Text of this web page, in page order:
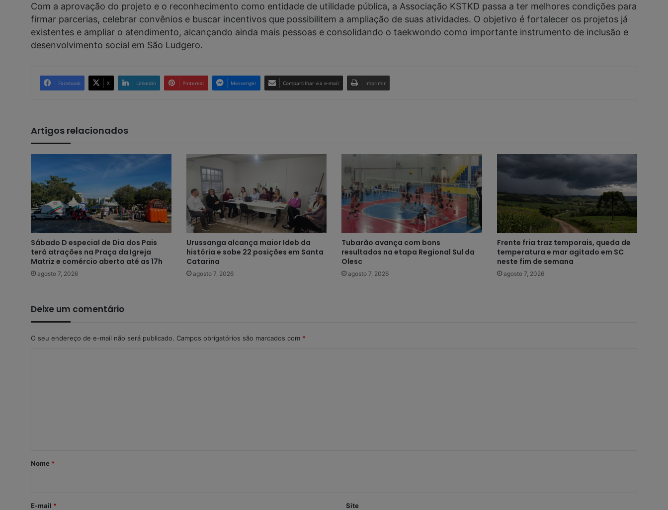
Com a aprovação do projeto e o reconhecimento como entidade de utilidade pública, a Associação KSTKD passa a ter melhores condições para
firmar parcerias, celebrar convênios e buscar incentivos que possibilitem a ampliação de suas atividades. O objetivo é fortalecer os projetos já
existentes e ampliar o atendimento, alcançando ainda mais pessoas e consolidando o taekwondo como importante instrumento de inclusão e
desenvolvimento social em São Ludgero.
Facebook X Linkedin Pinterest Messenger Compartilhar via e-mail Imprimir
Artigos relacionados
Sábado D especial de Dia dos Pais
terá atrações na Praça da Igreja
Matriz e comércio aberto até as 17h
agosto 7, 2026
Urussanga alcança maior Ideb da
história e sobe 22 posições em Santa
Catarina
agosto 7, 2026
Tubarão avança com bons
resultados na etapa Regional Sul da
Olesc
agosto 7, 2026
Frente fria traz temporais, queda de
temperatura e mar agitado em SC
neste fim de semana
agosto 7, 2026
Deixe um comentário
O seu endereço de e-mail não será publicado. Campos obrigatórios são marcados com *
r
*
Nome *
E-mail * Site